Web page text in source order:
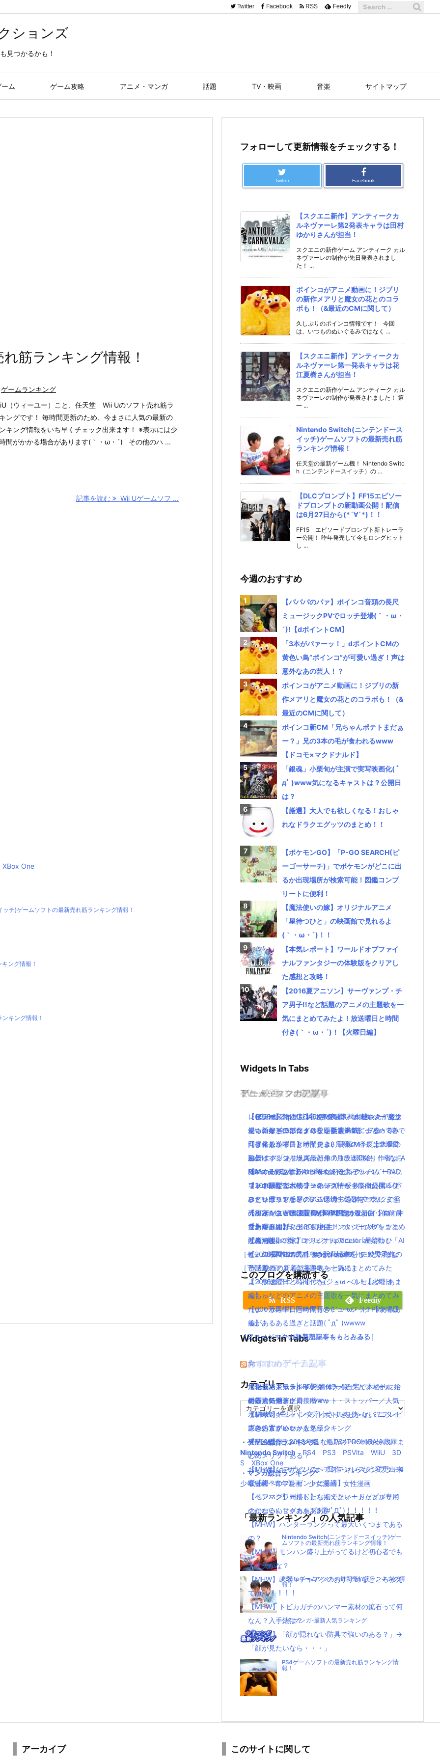
ションズ
見つかるかも！
ム ゲーム攻略 アニメ・マンガ 話題 TV・映画 音楽 サイトマップ
Twitter Facebook RSS Feedly
筋ランキング情報！
ゲームランキング
（ウィーユー）こと、任天堂 Wii Uのソフト売れ筋ラ
ングです！ 毎時間更新のため、今まさに人気の最新の
キング情報をいち早くチェック出来ます！ ※表示には少
間がかかる場合があります(｀・ω・´) その他のハ ...
記事を読む Wii Uゲームソフ ...
XBox One
チ)ゲームソフトの最新売れ筋ランキング情報！
ング情報！
キング情報！
フォローして更新情報をチェックする！
Twitter Facebook
【スクエニ新作】アンティークカ
ルネヴァーレ第2発表キャラは田村
ゆかりさんが担当！
スクエニの新作ゲーム アンティーク カル
ネヴァーレの制作が先日発表されまし
た！ ...
ポインコがアニメ動画に！ジブリ
の新作メアリと魔女の花とのコラ
ボも！（&最近のCMに関して）
久しぶりのポインコ情報です！ 今回
は、いつものぬいぐるみではなく ...
【スクエニ新作】アンティークカ
ルネヴァーレ第一発表キャラは花
江夏樹さんが担当！
スクエニの新作ゲーム アンティーク カル
ネヴァーレの制作が発表されました！ 第
一 ...
Nintendo Switch(ニンテンドース
イッチ)ゲームソフトの最新売れ筋
ランキング情報！
任天堂の最新ゲーム機！ Nintendo Switc
h（ニンテンドースイッチ）の ...
【DLCプロンプト】FF15エピソー
ドプロンプトの新動画公開！配信
は6月27日から(*´∀`*)！！
FF15 エピソードプロンプト新トレーラ
ー公開！ 昨年発売して今もロングヒット
し ...
今週のおすすめ
【パパパのパァ】ポインコ音頭の長尺
ミュージックPVでロッチ登場(｀・ω・
´)!【dポイントCM】
「3本がパァーッ！」dポイントCMの
黄色い鳥”ポインコ”が可愛い過ぎ！声は
意外なあの芸人！？
ポインコがアニメ動画に！ジブリの新
作メアリと魔女の花とのコラボも！（&
最近のCMに関して）
ポインコ新CM「兄ちゃんポテトまだぁ
ー？」兄の3本の毛が食われるwww
【ドコモ×マクドナルド】
「銀魂」小栗旬が主演で実写映画化( ﾟ
дﾟ )www気になるキャストは？公開日
は？
【厳選】大人でも欲しくなる！おしゃ
れなドラクエグッツのまとめ！！
【ポケモンGO】「P-GO SEARCH(ピ
ーゴーサーチ)」でポケモンがどこに出
るか出現場所が検索可能！図鑑コンプ
リートに便利！
【魔法使いの嫁】オリジナルアニメ
「星待つひと」の映画館で見れるよ
(｀・ω・´)！！
【本気レポート】ワールドオブファイ
ナルファンタジーの体験版をクリアし
た感想と攻略！
【2016夏アニソン】サーヴァンプ・チ
ア男子!!など話題のアニメの主題歌を一
気にまとめてみたよ！放送曜日と時間
付き(｀・ω・´)！【火曜日編】
Widgets In Tabs
TV・映画
【伝説回】zip貝社員に声優の浪川大輔さんが登
場！新キャラハマグリ役を熱演！
【うれしかろー】ポインコ8月新CM今度は大量の
ヒナポインコ！堤真一と弟のコラボCMも！今なら
ぬいぐるみストラップもらえる！
ネット限定！ポインコのショートドラマ公開「住
みたい県ランキング」「県境」の2本立て！
【ポインコWEB限定CM】今回はかめポインコ！中
条あやみのけん玉にも注目！
【魔法使いの嫁】オリジナルアニメ「星待つひ
と」の映画館で見れるよ(｀・ω・´)！！
［TV・映画の新着記事をもっとみる］
ゲーム・スマホアプリ
レビュー高評価！DARK SOULS IIIが熱い！！アク
ション好きにはたまらない要素満載(｀・ω・´)
「アイドルマスター」史上、最高のビジュアルで
お届けするシリーズ最新作！
Nintendo Switch(ニンテンドースイッチ)ゲームソ
フトの最新売れ筋ランキング情報！
ひとりぼっち惑星のBGMがサウンドトラックで発
売決定！生ピアノ演奏がCDで聴けるよ(｀・ω・´)
ワールドオブファイナルファンタジーのグッツま
とめ情報！
［ゲーム・スマホアプリの新着記事をもっとみる］
アニメ・マンガの記事
【祝アニメ化決定！】あの美麗ファンタジー”魔法
使いの嫁”全3部作！コミックス第6巻・7巻・8巻で
同梱発売
TVアニメ「あまんちゅ！」7月放送開始！作者は”A
RIA”の天野こずえ！日常×ダイビング
【2016夏アニソン】バッテリー・ダンガンロンパ
３・レガリアなどのアニメの主題歌を一気にまと
めてみたよ！放送曜日と時間付き(｀・ω・´)！
【木曜日編】
配信×劇場の新プロジェクトplanetarian始動！「AI
R」「CLANNAD」「Angel Beats!」に続く名作の
予感！
【2016夏アニソン】ジョジョ・べルセルク・あま
んちゅなどのアニメの主題歌を一気にまとめてみ
たよ！放送曜日と時間付き(｀・ω・´)！【金曜日
編】
［アニメ・マンガの新着記事をもっとみる］
ミュージックの記事
【2016夏アニソン】ジョジョ・べルセルク・あま
んちゅなどのアニメの主題歌を一気にまとめてみ
たよ！放送曜日と時間付き(｀・ω・´)！【金曜日
編】
【Mステで話題】Aimer(エメ)の新アルバム！RAD,
ワンオクなど大物アーティストが全楽曲提供＆プ
ロデュース！
【8/26Mステ出演】RADWIMPSの最新曲【前前前
世】が公開2日で100万再生！ついでにMVをまとめ
てみたよ！
【2016夏アニソン】サーヴァンプ・チア男子!!な
ど話題のアニメの主題歌を一気にまとめてみた
よ！放送曜日と時間付き(｀・ω・´)！【火曜日
編】
【600万再生】岡崎体育のミュージックPVあるあ
るがあるある過ぎと話題( ﾟдﾟ )wwww
［ミュージックの新着記事をもっとみる］
このブログを購読する
RSS Feedly
Widgets In Tabs
おすすめゲーム記事
【モンハンワールド】キャラメイクとフィールド
の顔違い過ぎ(;´Д｀)www
【MHW】モンハン文字小さすぎじゃない？テレビ
大きい方がいいかな？
【MHW】モンハンやるならPS4PROの方がいい
の？メリットある？
【MHW】キャラクリは一回作ったらもう変更出来
ないの？
【モンハンワールド】なんでフィードだとブサイ
クになるんじゃああああ(#ﾟДﾟ)！！！！！
【MHW】ハンターランクって最大いくつまである
の？
【MHW】モンハン盛り上がってるけど初心者でも
大丈夫かな？
【MHW】武器：チャアクのおすすめなところ教え
て|д･) ！！！！
【MHW】トビカガチのハンマー素材の鉱石って何
なん？入手法は？
【MHW】「顔が隠れない防具で強いのある？」→
「顔が見たいなら・・・」
Amazonアイテム
水耕栽培キット|LED照明付き！自宅で本格的に始
める人気セット
水耕栽培キット｜ペットボトルを使ったミニタイ
プのおすすめセットを紹介
東芝冷蔵庫｜2018年版！最新のTOSHIBA冷蔵庫ま
とめ
おしゃれなデザインのペアステンレスタンブラー4
選【親へのプレゼントに最適】
【ペアマグ】同棲したら揃えたい！カップル専用
のかわいいマグカップ5選
☆
ニンテンドースイッチ 本体 一覧
使い捨てマスク
☆
消化器／人気ランキング
耐震・転倒防止用接着マット・ストッパー／人気
ランキング
応急処置グッツ／人気ランキング
☆
カテゴリー
テ
・ゲーム総合ランキング
Nintendo Switch
PS4 PS3 PSVita WiiU
3D
S
XBox One
・マンガ総合ランキング
少年漫画
青年漫画 少女漫画 女性漫画
「最新ランキング」の人気記事
Nintendo Switch(ニンテンドースイッチ)ゲー
ムソフトの最新売れ筋ランキング情報！
PSvitaゲームソフトの最新売れ筋ランキング情
報！
少年マンガ-最新人気ランキング
PS4ゲームソフトの最新売れ筋ランキング情
報！
アーカイブ このサイトに関して